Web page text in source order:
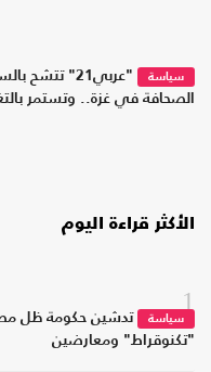
سياسة
"عربي21"
الصحافة في غزة.. وتستمر
الأكثر قراءة اليوم
1
سياسة
تدشين حكومة ظل
"تكنوقراط" ومعارضين